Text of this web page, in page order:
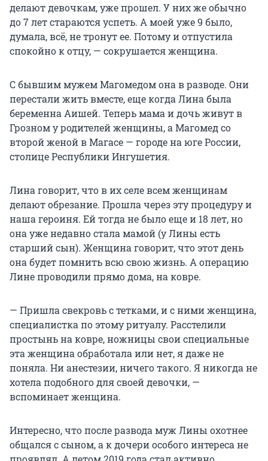
делают девочкам, уже прошел. У них же обычно
до 7 лет стараются успеть. А моей уже 9 было,
думала, всё, не тронут ее. Потому и отпустила
спокойно к отцу, — сокрушается женщина.
С бывшим мужем Магомедом она в разводе. Они
перестали жить вместе, еще когда Лина была
беременна Аишей. Теперь мама и дочь живут в
Грозном у родителей женщины, а Магомед со
второй женой в Магасе — городе на юге России,
столице Республики Ингушетия.
Лина говорит, что в их селе всем женщинам
делают обрезание. Прошла через эту процедуру и
наша героиня. Ей тогда не было еще и 18 лет, но
она уже недавно стала мамой (у Лины есть
старший сын). Женщина говорит, что этот день
она будет помнить всю свою жизнь. А операцию
Лине проводили прямо дома, на ковре.
— Пришла свекровь с тетками, и с ними женщина,
специалистка по этому ритуалу. Расстелили
простынь на ковре, ножницы свои специальные
эта женщина обработала или нет, я даже не
поняла. Ни анестезии, ничего такого. Я никогда не
хотела подобного для своей девочки, —
вспоминает женщина.
Интересно, что после развода муж Лины охотнее
общался с сыном, а к дочери особого интереса не